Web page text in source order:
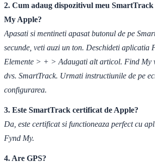
2. Cum adaug dispozitivul meu
My Apple?
Apasati si mentineti apasat butonul de pe
secunde, veti auzi un ton. Deschideti aplicatia
Elemente > + > Adaugati alt articol. Find My
dvs. SmartTrack. Urmati instructiunile de pe
configurarea.
3. Este SmartTrack certificat de Apple?
Da, este certificat si functioneaza perfect cu
Fynd My.
4. Are GPS?